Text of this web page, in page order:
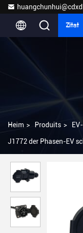
Zitat
Heim > Produits >
J1772 der Phasen-EV